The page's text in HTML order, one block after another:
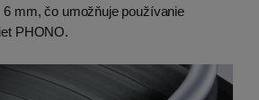
mm, čo umožňuje používanie
PHONO.